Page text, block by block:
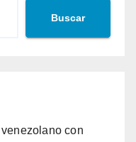
Buscar
con